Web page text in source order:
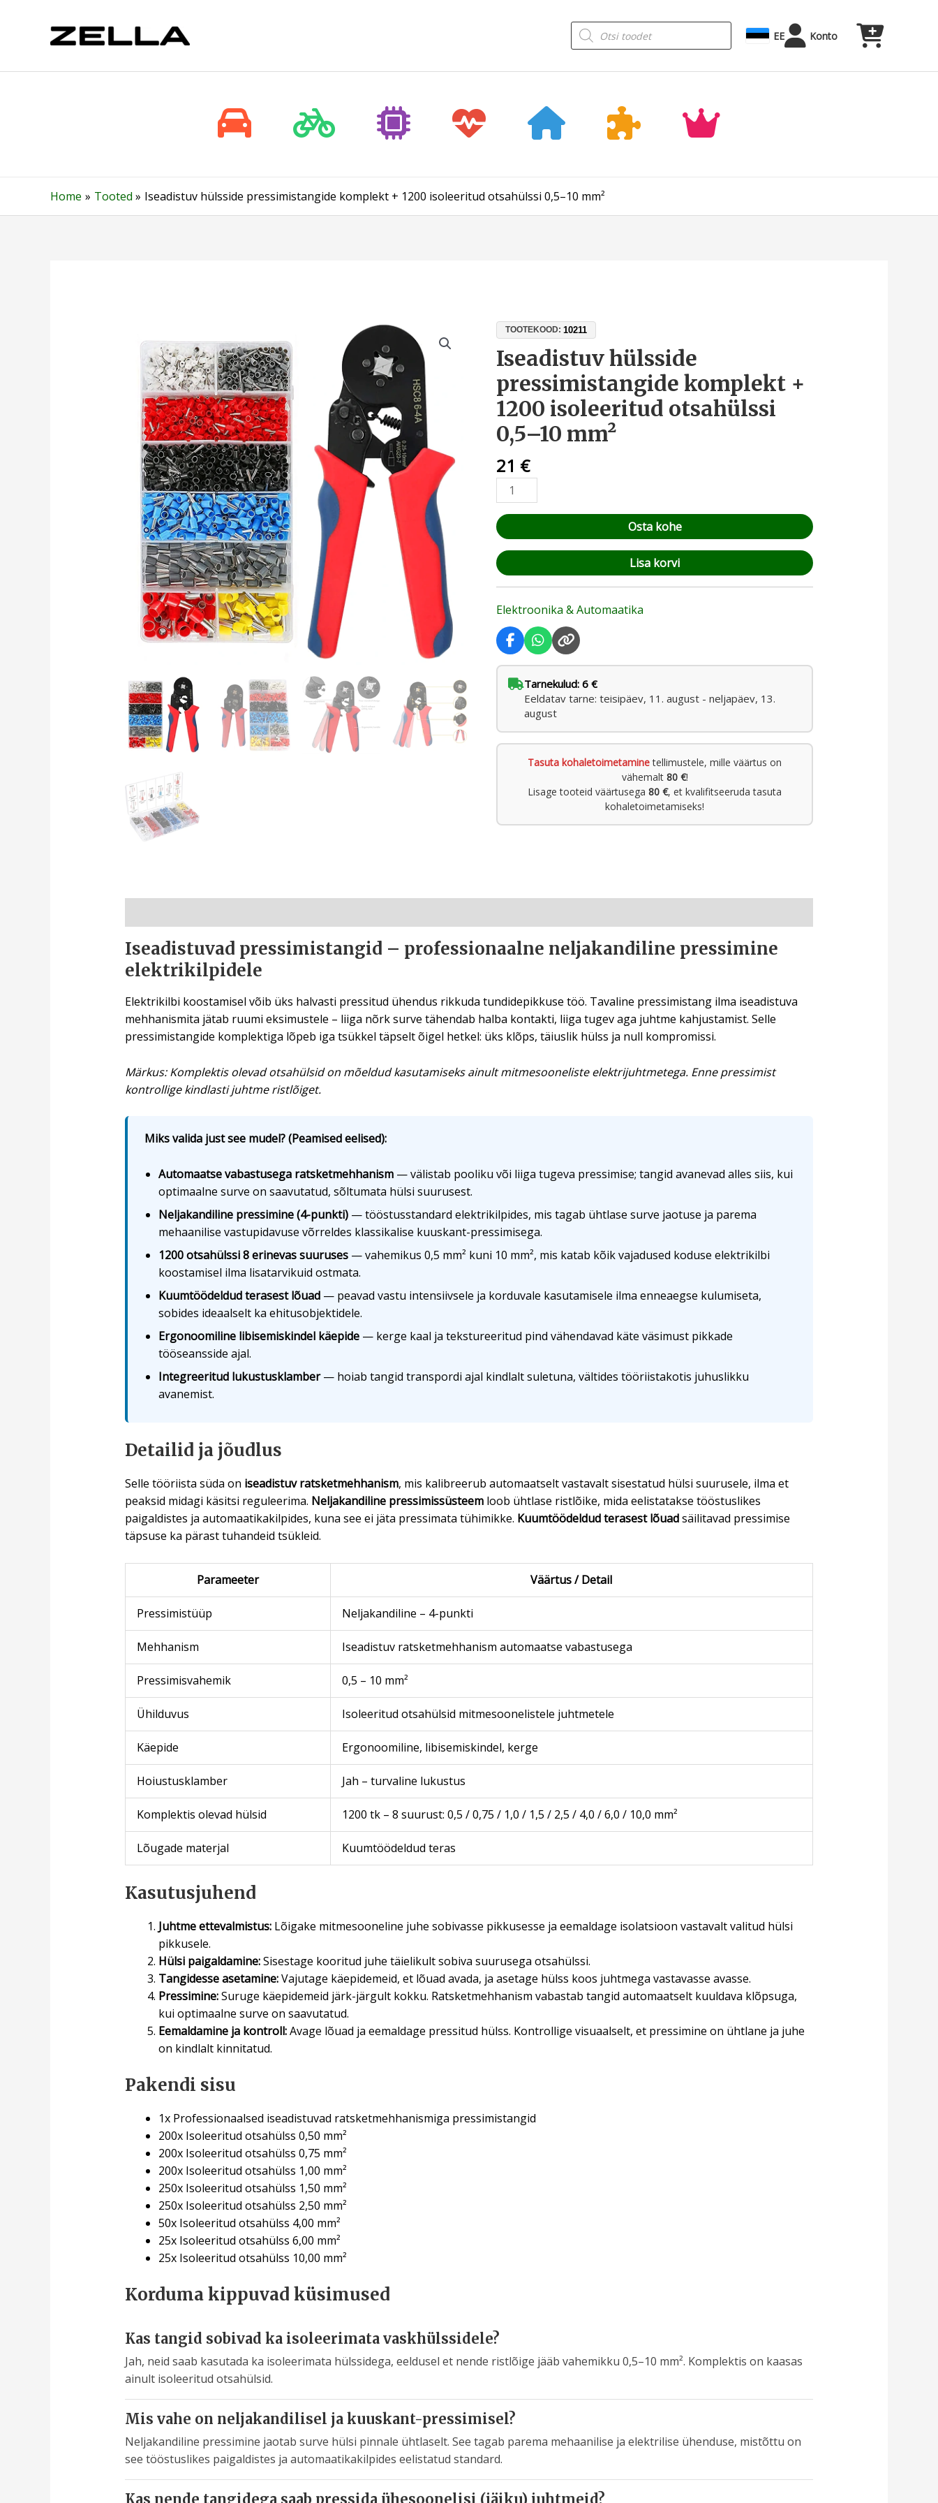
Products
search EE Konto
Home Tooted Iseadistuv hülsside pressimistangide komplekt + 1200 isoleeritud otsahülssi 0,5–10 mm²
TOOTEKOOD:10211
Iseadistuv hülsside
pressimistangide komplekt +
1200 isoleeritud otsahülssi
0,5–10 mm²
21 €
Iseadistuv
pressimistangide
komplekt
+
1200
isoleeritud
otsahülssi
0,5–
mm²
kogus
Osta kohe
Lisa korvi
Elektroonika & Automaatika
Tarnekulud: 6 €
Eeldatav tarne: teisipäev, 11. august - neljapäev, 13.
august
Tasuta kohaletoimetaminetellimustele, mille väärtus on
vähemalt 80 €!
Lisage tooteid väärtusega80 €, et kvalifitseeruda tasuta
kohaletoimetamiseks!
Iseadistuvad pressimistangid – professionaalne neljakandiline pressimine
elektrikilpidele
Elektrikilbi koostamisel võib üks halvasti pressitud ühendus rikkuda tundidepikkuse töö. Tavaline pressimistang ilma iseadistuva
mehhanismita jätab ruumi eksimustele – liiga nõrk surve tähendab halba kontakti, liiga tugev aga juhtme kahjustamist. Selle
pressimistangide komplektiga lõpeb iga tsükkel täpselt õigel hetkel: üks klõps, täiuslik hülss ja null kompromissi.
Märkus: Komplektis olevad otsahülsid on mõeldud kasutamiseks ainult mitmesooneliste elektrijuhtmetega. Enne pressimist
kontrollige kindlasti juhtme ristlõiget.
Miks valida just see mudel? (Peamised eelised):
Automaatse vabastusega ratsketmehhanism— välistab pooliku või liiga tugeva pressimise; tangid avanevad alles siis, kui
optimaalne surve on saavutatud, sõltumata hülsi suurusest.
Neljakandiline pressimine (4-punkti)— tööstusstandard elektrikilpides, mis tagab ühtlase surve jaotuse ja parema
mehaanilise vastupidavuse võrreldes klassikalise kuuskant-pressimisega.
1200 otsahülssi 8 erinevas suuruses— vahemikus 0,5 mm² kuni 10 mm², mis katab kõik vajadused koduse elektrikilbi
koostamisel ilma lisatarvikuid ostmata.
Kuumtöödeldud terasest lõuad— peavad vastu intensiivsele ja korduvale kasutamisele ilma enneaegse kulumiseta,
sobides ideaalselt ka ehitusobjektidele.
Ergonoomiline libisemiskindel käepide— kerge kaal ja tekstureeritud pind vähendavad käte väsimust pikkade
tööseansside ajal.
Integreeritud lukustusklamber— hoiab tangid transpordi ajal kindlalt suletuna, vältides tööriistakotis juhuslikku
avanemist.
Detailid ja jõudlus
Selle tööriista süda on iseadistuv ratsketmehhanism, mis kalibreerub automaatselt vastavalt sisestatud hülsi suurusele, ilma et
peaksid midagi käsitsi reguleerima. Neljakandiline pressimissüsteemloob ühtlase ristlõike, mida eelistatakse tööstuslikes
paigaldistes ja automaatikakilpides, kuna see ei jäta pressimata tühimikke. Kuumtöödeldud terasest lõuadsäilitavad pressimise
täpsuse ka pärast tuhandeid tsükleid.
Parameeter Väärtus / Detail
Pressimistüüp Neljakandiline – 4-punkti
Mehhanism Iseadistuv ratsketmehhanism automaatse vabastusega
Pressimisvahemik 0,5 – 10 mm²
Ühilduvus Isoleeritud otsahülsid mitmesoonelistele juhtmetele
Käepide Ergonoomiline, libisemiskindel, kerge
Hoiustusklamber Jah – turvaline lukustus
Komplektis olevad hülsid 1200 tk – 8 suurust: 0,5 / 0,75 / 1,0 / 1,5 / 2,5 / 4,0 / 6,0 / 10,0 mm²
Lõugade materjal Kuumtöödeldud teras
Kasutusjuhend
Juhtme ettevalmistus:Lõigake mitmesooneline juhe sobivasse pikkusesse ja eemaldage isolatsioon vastavalt valitud hülsi
pikkusele.
Hülsi paigaldamine:Sisestage kooritud juhe täielikult sobiva suurusega otsahülssi.
Tangidesse asetamine:Vajutage käepidemeid, et lõuad avada, ja asetage hülss koos juhtmega vastavasse avasse.
Pressimine:Suruge käepidemeid järk-järgult kokku. Ratsketmehhanism vabastab tangid automaatselt kuuldava klõpsuga,
kui optimaalne surve on saavutatud.
Eemaldamine ja kontroll:Avage lõuad ja eemaldage pressitud hülss. Kontrollige visuaalselt, et pressimine on ühtlane ja juhe
on kindlalt kinnitatud.
Pakendi sisu
1x Professionaalsed iseadistuvad ratsketmehhanismiga pressimistangid
200x Isoleeritud otsahülss 0,50 mm²
200x Isoleeritud otsahülss 0,75 mm²
200x Isoleeritud otsahülss 1,00 mm²
250x Isoleeritud otsahülss 1,50 mm²
250x Isoleeritud otsahülss 2,50 mm²
50x Isoleeritud otsahülss 4,00 mm²
25x Isoleeritud otsahülss 6,00 mm²
25x Isoleeritud otsahülss 10,00 mm²
Korduma kippuvad küsimused
Kas tangid sobivad ka isoleerimata vaskhülssidele?
Jah, neid saab kasutada ka isoleerimata hülssidega, eeldusel et nende ristlõige jääb vahemikku 0,5–10 mm². Komplektis on kaasas
ainult isoleeritud otsahülsid.
Mis vahe on neljakandilisel ja kuuskant-pressimisel?
Neljakandiline pressimine jaotab surve hülsi pinnale ühtlaselt. See tagab parema mehaanilise ja elektrilise ühenduse, mistõttu on
see tööstuslikes paigaldistes ja automaatikakilpides eelistatud standard.
Kas nende tangidega saab pressida ühesoonelisi (jäiku) juhtmeid?